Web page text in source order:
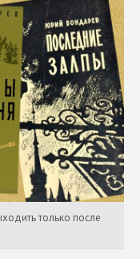
только после